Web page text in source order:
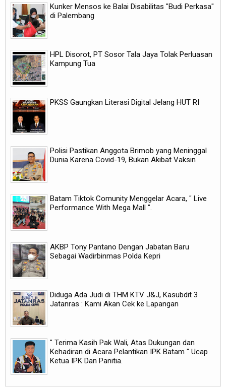
Kunker Mensos ke Balai Disabilitas "Budi Perkasa"
di Palembang
HPL Disorot, PT Sosor Tala Jaya Tolak Perluasan
Kampung Tua
PKSS Gaungkan Literasi Digital Jelang HUT RI
Polisi Pastikan Anggota Brimob yang Meninggal
Dunia Karena Covid-19, Bukan Akibat Vaksin
Batam Tiktok Comunity Menggelar Acara, " Live
Performance With Mega Mall ".
AKBP Tony Pantano Dengan Jabatan Baru
Sebagai Wadirbinmas Polda Kepri
Diduga Ada Judi di THM KTV J&J, Kasubdit 3
Jatanras : Kami Akan Cek ke Lapangan
" Terima Kasih Pak Wali, Atas Dukungan dan
Kehadiran di Acara Pelantikan IPK Batam " Ucap
Ketua IPK Dan Panitia.